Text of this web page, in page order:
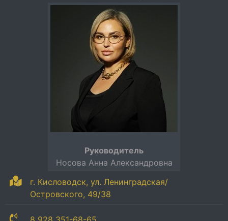
г. Кисловодск, ул. Ленинградская/
Островского, 49/38
Руководитель
Носова Анна Александровна